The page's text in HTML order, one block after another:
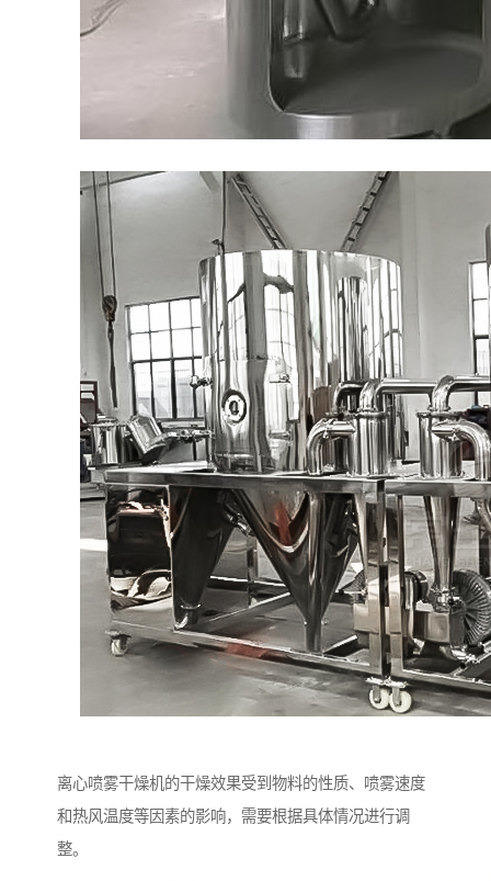
离心喷雾干燥机的干燥效果受到物料的性质、喷雾速度
和热风温度等因素的影响，需要根据具体情况进行调
整。